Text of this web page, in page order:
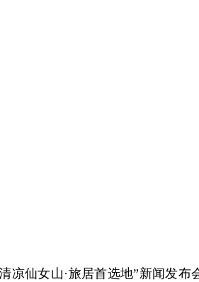
凉仙女山·旅居首选地”新闻发